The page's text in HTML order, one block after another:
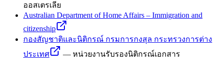
ออสเตรเลีย
Australian Department of Home Affairs – Immigration and
citizenship
กองสัญชาติและนิติกรณ์ กรมการกงสุล กระทรวงการต่าง
ประเทศ
— หน่วยงานรับรองนิติกรณ์เอกสาร